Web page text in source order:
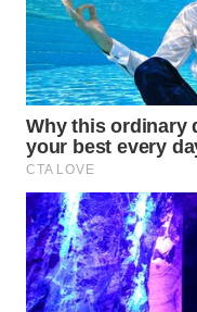
WN
MANDALIKA
WN
LIKUPANG
WN
LABUANBAJO
WN
BORNEO